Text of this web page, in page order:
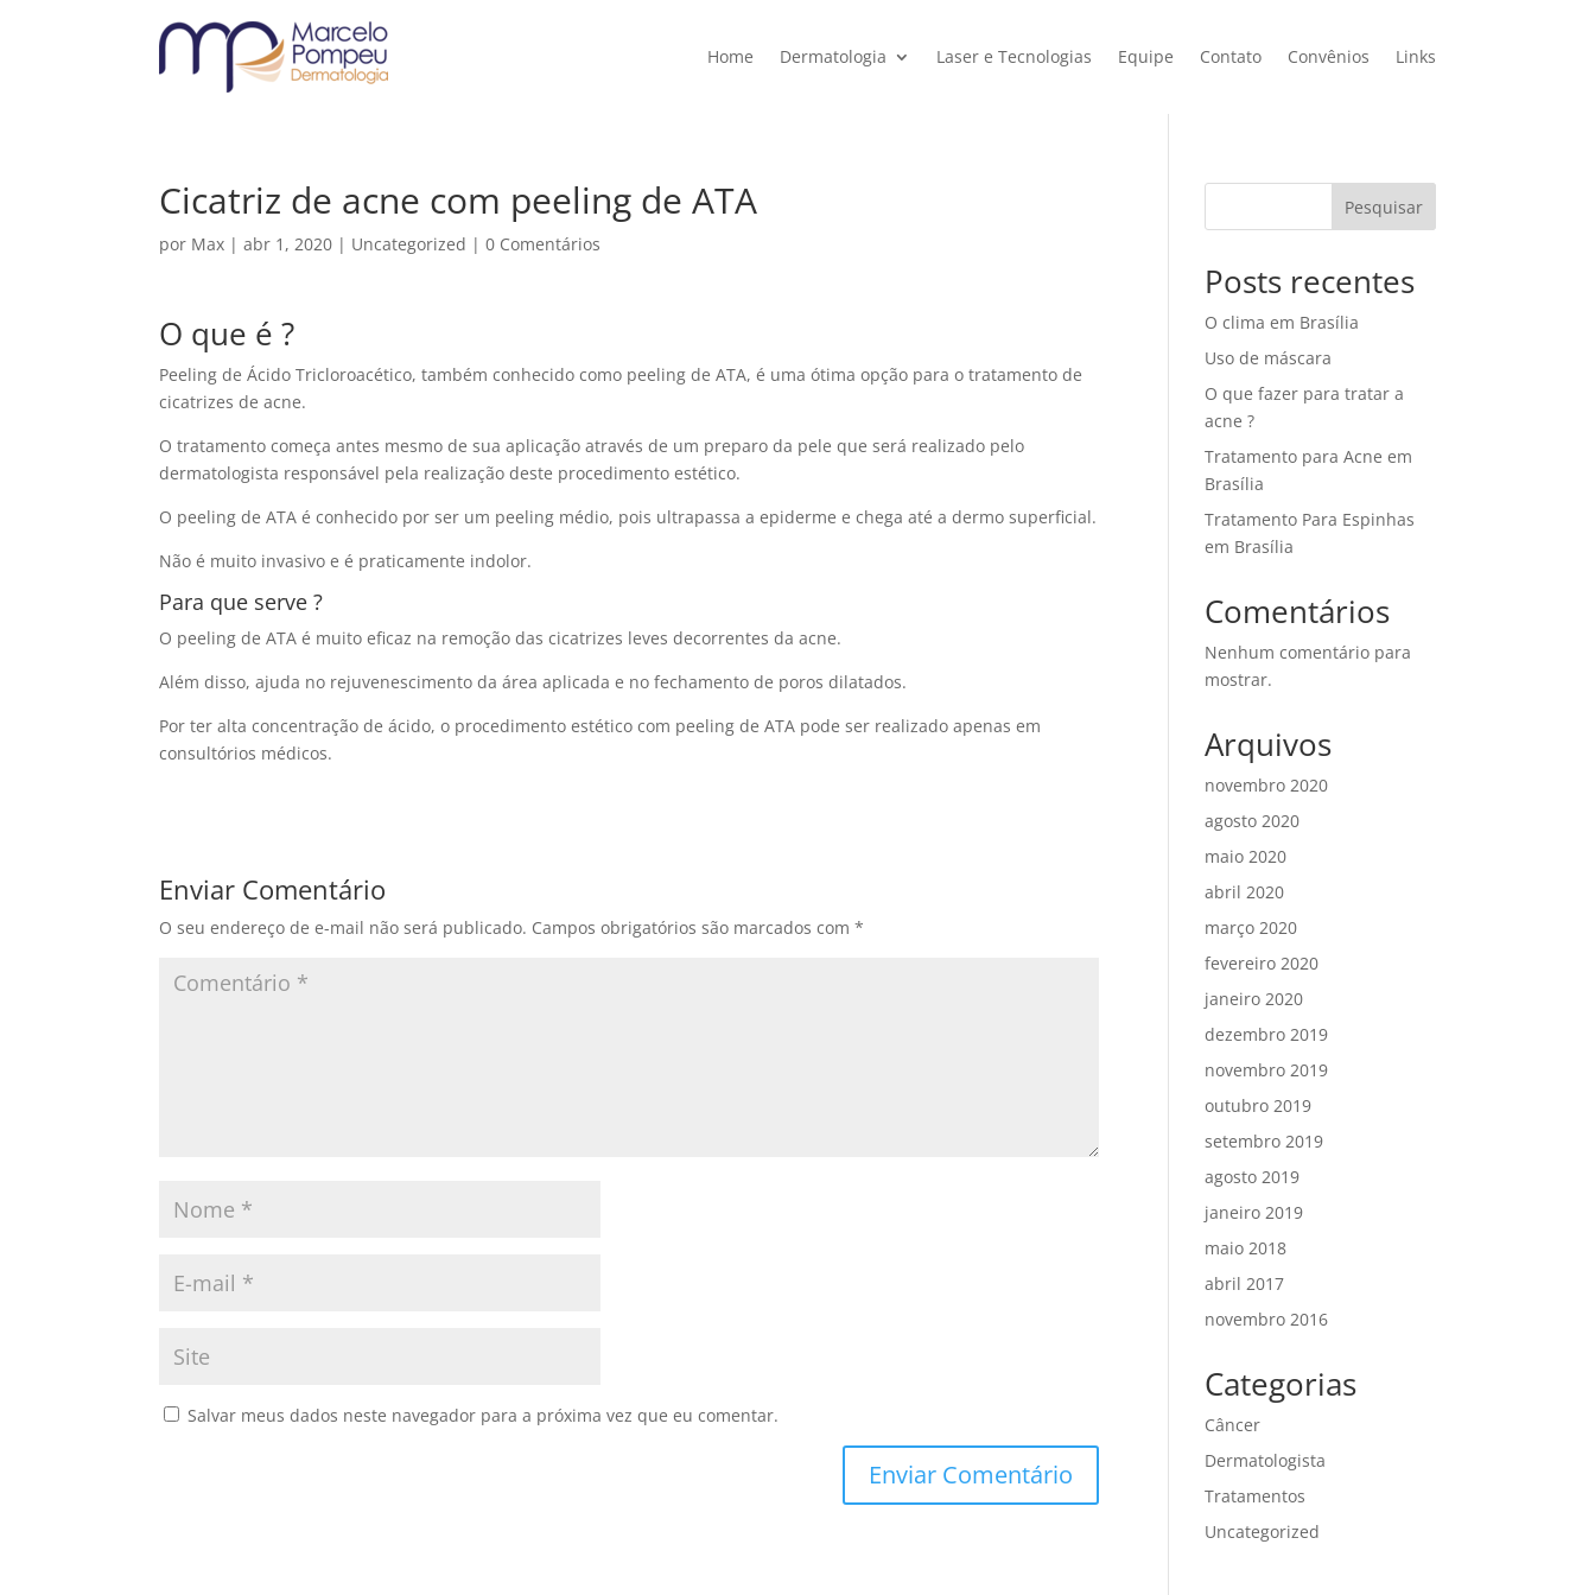
Home Dermatologia Laser e Tecnologias Equipe Contato Convênios Links
Cicatriz de acne com peeling de ATA
por Max |abr 1, 2020 | Uncategorized |0 Comentários
O que é ?
Peeling de Ácido Tricloroacético, também conhecido como peeling de ATA, é uma ótima opção para o tratamento de
cicatrizes de acne.
O tratamento começa antes mesmo de sua aplicação através de um preparo da pele que será realizado pelo
dermatologista responsável pela realização deste procedimento estético.
O peeling de ATA é conhecido por ser um peeling médio, pois ultrapassa a epiderme e chega até a dermo superficial.
Não é muito invasivo e é praticamente indolor.
Para que serve ?
O peeling de ATA é muito eficaz na remoção das cicatrizes leves decorrentes da acne.
Além disso, ajuda no rejuvenescimento da área aplicada e no fechamento de poros dilatados.
Por ter alta concentração de ácido, o procedimento estético com peeling de ATA pode ser realizado apenas em
consultórios médicos.
Enviar Comentário
O seu endereço de e-mail não será publicado. Campos obrigatórios são marcados com*
Salvar meus dados neste navegador para a próxima vez que eu comentar.
Pesquisar
Posts recentes
O clima em Brasília
Uso de máscara
O que fazer para tratar a
acne ?
Tratamento para Acne em
Brasília
Tratamento Para Espinhas
em Brasília
Comentários
Nenhum comentário para
mostrar.
Arquivos
novembro 2020
agosto 2020
maio 2020
abril 2020
março 2020
fevereiro 2020
janeiro 2020
dezembro 2019
novembro 2019
outubro 2019
setembro 2019
agosto 2019
janeiro 2019
maio 2018
abril 2017
novembro 2016
Categorias
Câncer
Dermatologista
Tratamentos
Uncategorized